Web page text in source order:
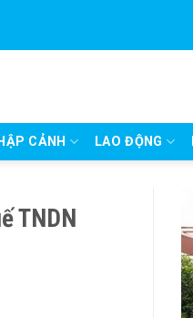
CẢNH LAO ĐỘNG
TNDN